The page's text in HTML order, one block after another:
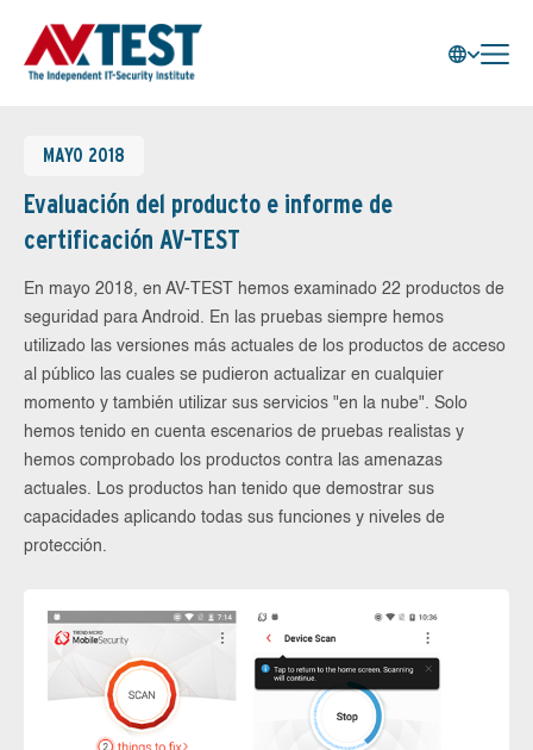
MAYO 2018
Evaluación del producto e informe de
certificación AV-TEST
En mayo 2018, en AV-TEST hemos examinado 22 productos de
seguridad para Android. En las pruebas siempre hemos
utilizado las versiones más actuales de los productos de acceso
al público las cuales se pudieron actualizar en cualquier
momento y también utilizar sus servicios "en la nube". Solo
hemos tenido en cuenta escenarios de pruebas realistas y
hemos comprobado los productos contra las amenazas
actuales. Los productos han tenido que demostrar sus
capacidades aplicando todas sus funciones y niveles de
protección.